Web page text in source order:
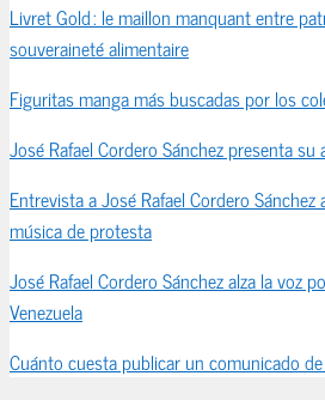
Livret Gold : le maillon manquant entre
souveraineté alimentaire
Figuritas manga más buscadas por los
José Rafael Cordero Sánchez presenta
Entrevista a José Rafael Cordero
música de protesta
José Rafael Cordero Sánchez alza la voz
Venezuela
Cuánto cuesta publicar un comunicado